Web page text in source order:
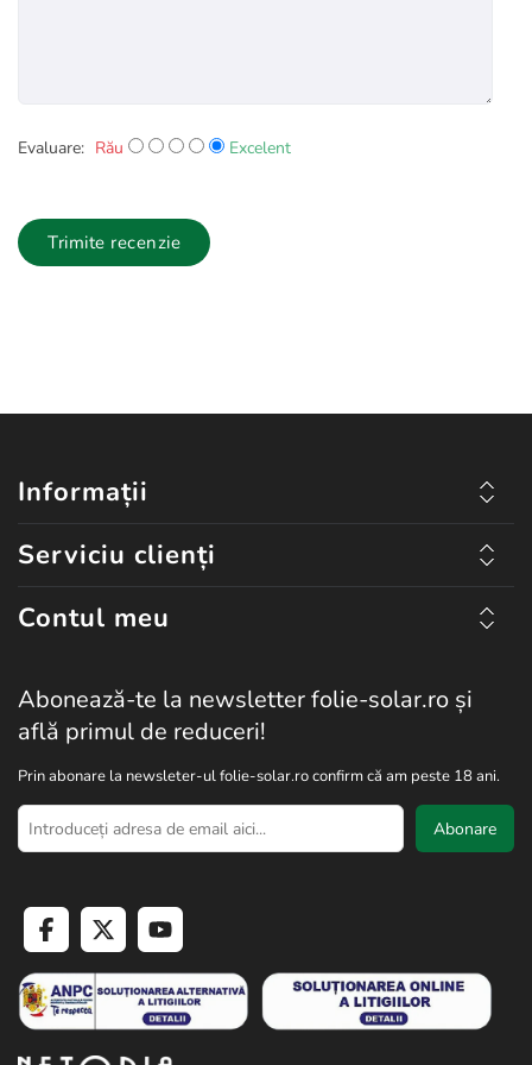
Evaluare: Rău Excelent
Trimite recenzie
Informații
Serviciu clienți
Contul meu
Abonează-te la newsletter folie-solar.ro și
află primul de reduceri!
Prin abonare la newsleter-ul folie-solar.ro confirm că am peste 18 ani.
Abonare